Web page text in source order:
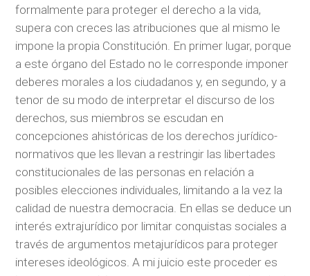
formalmente para proteger el derecho a la vida,
supera con creces las atribuciones que al mismo le
impone la propia Constitución. En primer lugar, porque
a este órgano del Estado no le corresponde imponer
deberes morales a los ciudadanos y, en segundo, y a
tenor de su modo de interpretar el discurso de los
derechos, sus miembros se escudan en
concepciones ahistóricas de los derechos jurídico-
normativos que les llevan a restringir las libertades
constitucionales de las personas en relación a
posibles elecciones individuales, limitando a la vez la
calidad de nuestra democracia. En ellas se deduce un
interés extrajurídico por limitar conquistas sociales a
través de argumentos metajurídicos para proteger
intereses ideológicos. A mi juicio este proceder es